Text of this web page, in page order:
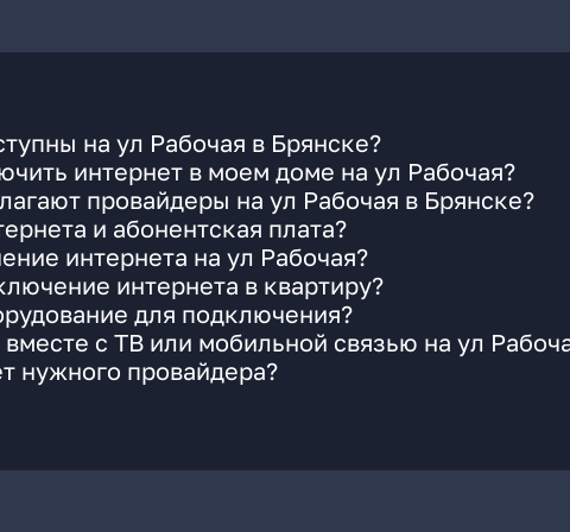
на ул Рабочая в Брянске?
интернет в моем доме на ул Рабочая?
провайдеры на ул Рабочая в Брянске?
и абонентская плата?
интернета на ул Рабочая?
интернета в квартиру?
для подключения?
с ТВ или мобильной связью на ул
нужного провайдера?